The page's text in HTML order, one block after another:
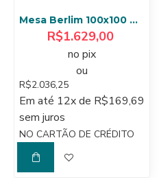
Mesa Berlim 100x100 Cinamomo Com 4 Cadeiras Dubai - Cinza
R$1.629,00
no pix
ou
R$2.036,25
Em até 12x de R$169,69
sem juros
NO CARTÃO DE CRÉDITO